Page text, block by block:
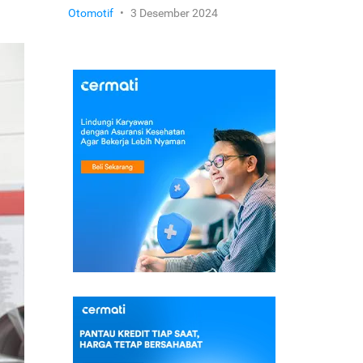
Otomotif • 3 Desember 2024